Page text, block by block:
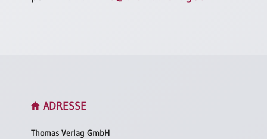
Trauung
Abendmahlszulassung
Kirchen(wieder)eintritt
ADRESSE
Thomas Verlag GmbH